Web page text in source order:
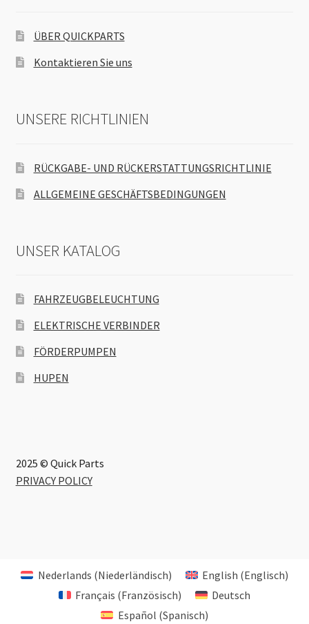
ÜBER QUICKPARTS
Kontaktieren Sie uns
UNSERE RICHTLINIEN
RÜCKGABE- UND RÜCKERSTATTUNGSRICHTLINIE
ALLGEMEINE GESCHÄFTSBEDINGUNGEN
UNSER KATALOG
FAHRZEUGBELEUCHTUNG
ELEKTRISCHE VERBINDER
FÖRDERPUMPEN
HUPEN
2025 © Quick Parts
PRIVACY POLICY
Nederlands (Niederländisch) English (Englisch)
Français (Französisch)
Deutsch
Español (Spanisch)